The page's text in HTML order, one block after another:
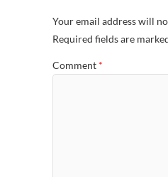
Your email address will
Required fields are
Comment *